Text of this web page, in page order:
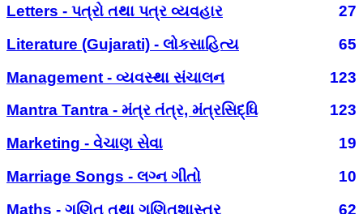
Letters - પત્રો તથા પત્ર વ્યવહાર
27
Literature (Gujarati) - લોકસાહિત્ય
65
Management - વ્યવસ્થા સંચાલન
123
Mantra Tantra - મંત્ર તંત્ર, મંત્રસિદ્ધિ
123
Marketing - વેચાણ સેવા
19
Marriage Songs - લગ્ન ગીતો
10
Maths - ગણિત તથા ગણિતશાસ્ત્ર
62